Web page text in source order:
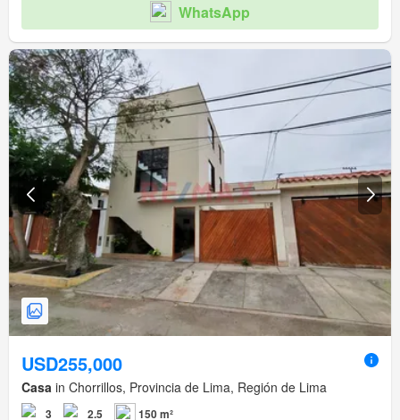
WhatsApp
USD255,000
Casa in Chorrillos, Provincia de Lima, Región de Lima
3 2.5 150 m²